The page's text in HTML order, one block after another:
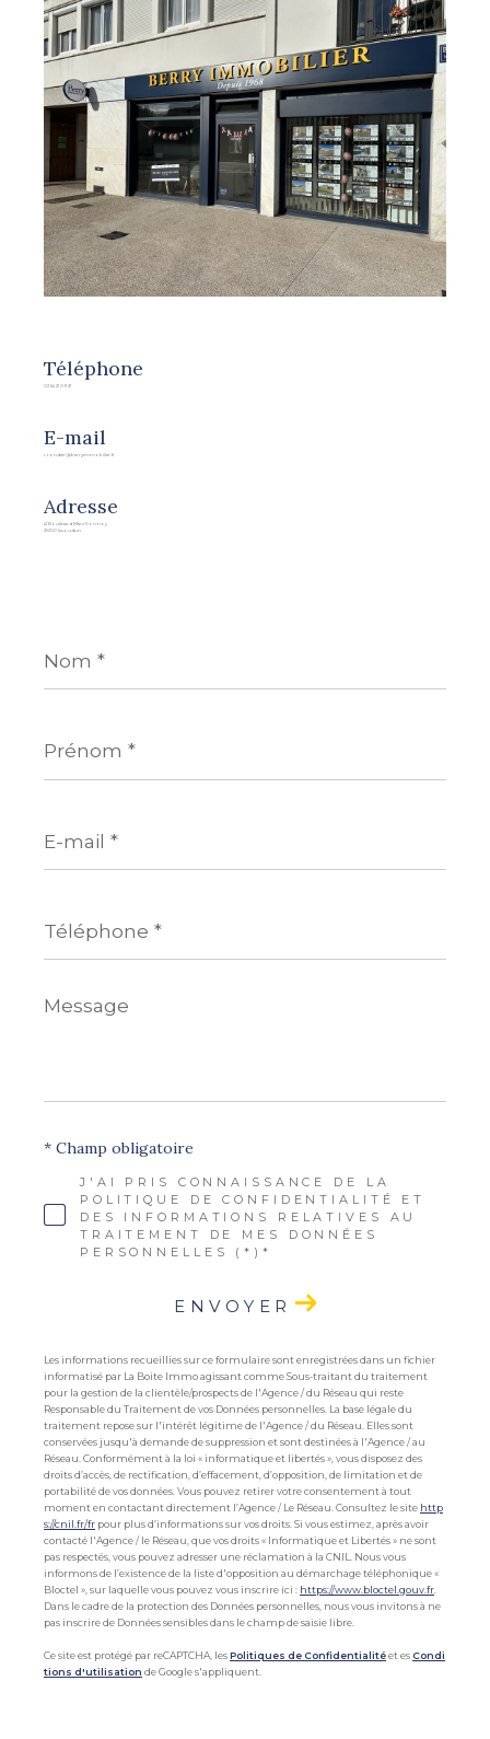
Téléphone
02 54 21 09 21
E-mail
r.rondier@berryimmobilier.fr
Adresse
41 Boulevard Marx Dormoy
36100 Issoudun
*
*
mail
*
*
Message
*
J'AI PRIS CONNAISSANCE DE LA
POLITIQUE DE CONFIDENTIALITÉ ET
DES INFORMATIONS RELATIVES AU
TRAITEMENT DE MES DONNÉES
PERSONNELLES (*)*
* Champ obligatoire
ENVOYER
Les informations recueillies sur ce formulaire sont enregistrées dans un fichier
informatisé par La Boite Immo agissant comme Sous-traitant du traitement
pour la gestion de la clientèle/prospects de l'Agence / du Réseau qui reste
Responsable du Traitement de vos Données personnelles. La base légale du
traitement repose sur l'intérêt légitime de l'Agence / du Réseau. Elles sont
conservées jusqu'à demande de suppression et sont destinées à l'Agence / au
Réseau. Conformément à la loi « informatique et libertés », vous disposez des
droits d’accès, de rectification, d’effacement, d’opposition, de limitation et de
portabilité de vos données. Vous pouvez retirer votre consentement à tout
moment en contactant directement l’Agence / Le Réseau. Consultez le site http
s://cnil.fr/fr pour plus d’informations sur vos droits. Si vous estimez, après avoir
contacté l'Agence / le Réseau, que vos droits « Informatique et Libertés » ne sont
pas respectés, vous pouvez adresser une réclamation à la CNIL. Nous vous
informons de l’existence de la liste d'opposition au démarchage téléphonique «
Bloctel », sur laquelle vous pouvez vous inscrire ici : https://www.bloctel.gouv.fr
Dans le cadre de la protection des Données personnelles, nous vous invitons à ne
pas inscrire de Données sensibles dans le champ de saisie libre.
Ce site est protégé par reCAPTCHA, lesPolitiques de Confidentialitéet es Condi
tions d'utilisation de Google s'appliquent.